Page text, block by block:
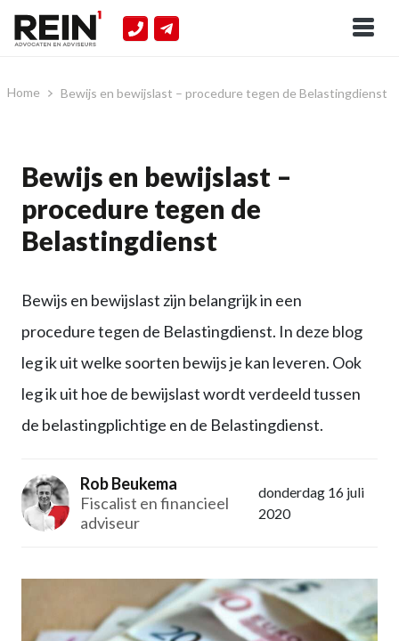
Home Bewijs en bewijslast – procedure tegen de Belastingdienst
Bewijs en bewijslast –
procedure tegen de
Belastingdienst
Bewijs en bewijslast zijn belangrijk in een
procedure tegen de Belastingdienst. In deze blog
leg ik uit welke soorten bewijs je kan leveren. Ook
leg ik uit hoe de bewijslast wordt verdeeld tussen
de belastingplichtige en de Belastingdienst.
Rob Beukema
Fiscalist en financieel
adviseur
donderdag 16 juli
2020